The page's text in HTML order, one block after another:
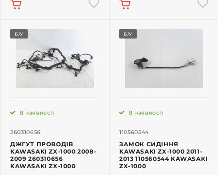
Б/У
260310656
В наявності
ДЖГУТ ПРОВОДІВ
KAWASAKI ZX-1000 2008-
2009 260310656
KAWASAKI ZX-1000
Б/У
110560544
В наявності
ЗАМОК СИДІННЯ
KAWASAKI ZX-1000 2011-
2013 110560544 KAWASAKI
ZX-1000